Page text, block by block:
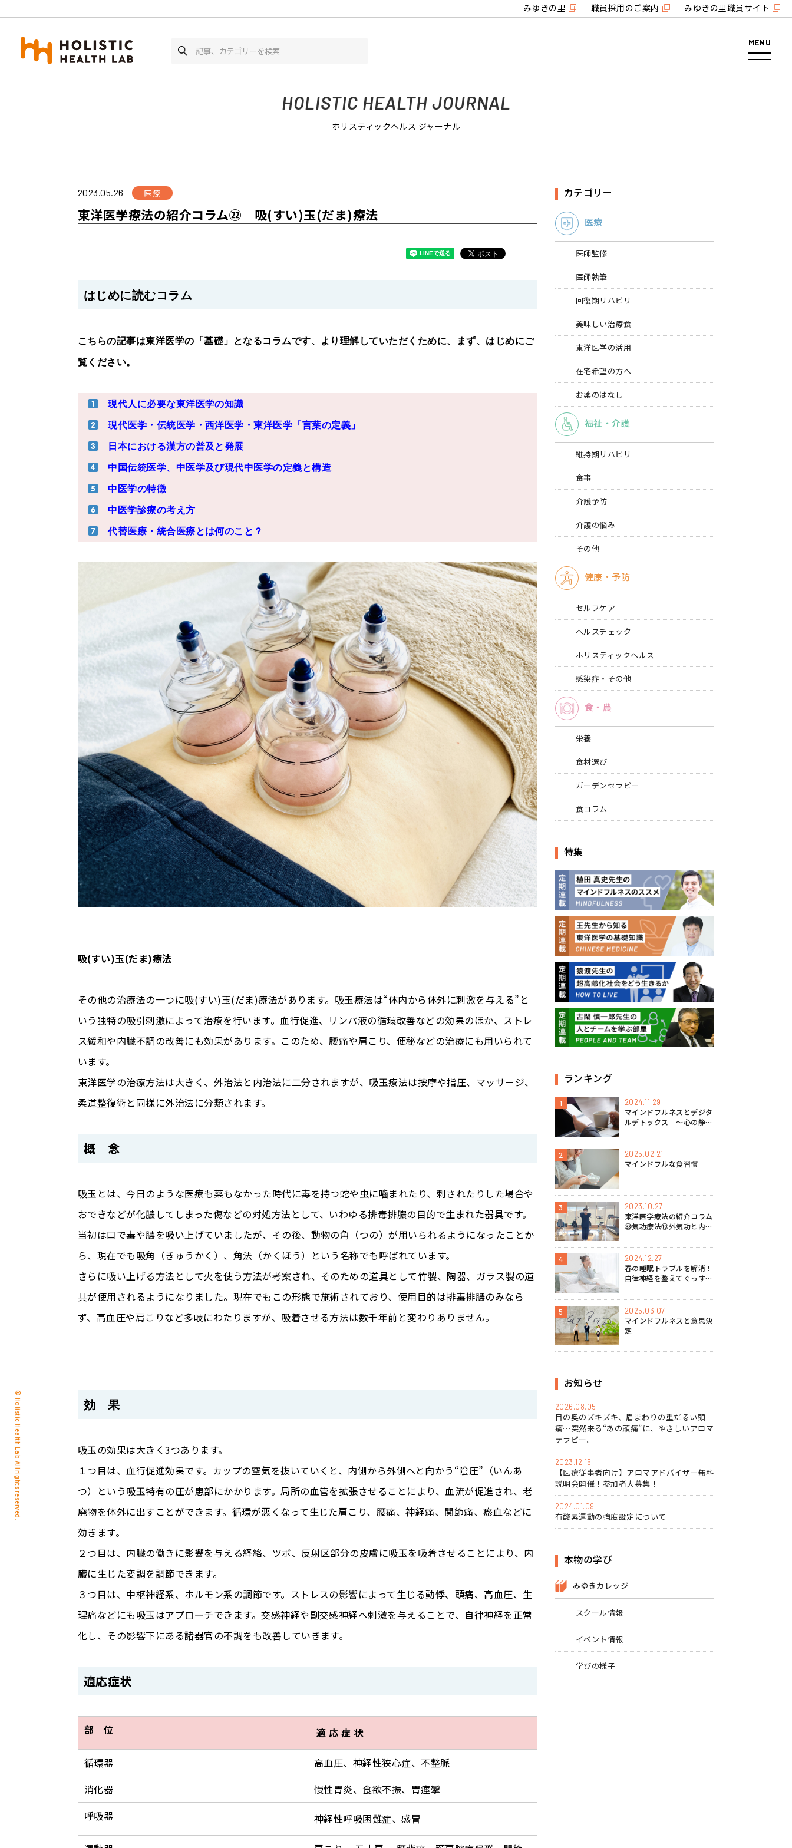
みゆきの里 職員採用のご案内 みゆきの里職員サイト
MENU
HOLISTIC HEALTH JOURNAL
ホリスティックヘルス ジャーナル
2023.05.26 医療
東洋医学療法の紹介コラム㉒ 吸(すい)玉(だま)療法
はじめに読むコラム
こちらの記事は東洋医学の「基礎」となるコラムです、より理解していただくために、まず、はじめにご
覧ください。
現代人に必要な東洋医学の知識
現代医学・伝統医学・西洋医学・東洋医学「言葉の定義」
日本における漢方の普及と発展
中国伝統医学、中医学及び現代中医学の定義と構造
中医学の特徴
中医学診療の考え方
代替医療・統合医療とは何のこと？
吸(すい)玉(だま)療法
その他の治療法の一つに吸(すい)玉(だま)療法があります。吸玉療法は“体内から体外に刺激を与える”と
いう独特の吸引刺激によって治療を行います。血行促進、リンパ液の循環改善などの効果のほか、ストレ
ス緩和や内臓不調の改善にも効果があります。このため、腰痛や肩こり、便秘などの治療にも用いられて
います。
東洋医学の治療方法は大きく、外治法と内治法に二分されますが、吸玉療法は按摩や指圧、マッサージ、
柔道整復術と同様に外治法に分類されます。
概 念
吸玉とは、今日のような医療も薬もなかった時代に毒を持つ蛇や虫に嚙まれたり、刺されたりした場合や
おできなどが化膿してしまった傷などの対処方法として、いわゆる排毒排膿の目的で生まれた器具です。
当初は口で毒や膿を吸い上げていましたが、その後、動物の角（つの）が用いられるようになったことか
ら、現在でも吸角（きゅうかく）、角法（かくほう）という名称でも呼ばれています。
さらに吸い上げる方法として火を使う方法が考案され、そのための道具として竹製、陶器、ガラス製の道
具が使用されるようになりました。現在でもこの形態で施術されており、使用目的は排毒排膿のみなら
ず、高血圧や肩こりなど多岐にわたりますが、吸着させる方法は数千年前と変わりありません。
効 果
吸玉の効果は大きく3つあります。
１つ目は、血行促進効果です。カップの空気を抜いていくと、内側から外側へと向かう“陰圧”（いんあ
つ）という吸玉特有の圧が患部にかかります。局所の血管を拡張させることにより、血流が促進され、老
廃物を体外に出すことができます。循環が悪くなって生じた肩こり、腰痛、神経痛、関節痛、瘀血などに
効きます。
２つ目は、内臓の働きに影響を与える経絡、ツボ、反射区部分の皮膚に吸玉を吸着させることにより、内
臓に生じた変調を調節できます。
３つ目は、中枢神経系、ホルモン系の調節です。ストレスの影響によって生じる動悸、頭痛、高血圧、生
理痛などにも吸玉はアプローチできます。交感神経や副交感神経へ刺激を与えることで、自律神経を正常
化し、その影響下にある諸器官の不調をも改善していきます。
適応症状
部 位 適 応 症 状
循環器
高血圧、神経性狭心症、不整脈
消化器
慢性胃炎、食欲不振、胃痙攣
呼吸器
神経性呼吸困難症、感冒
カテゴリー
医療
医師監修
医師執筆
回復期リハビリ
美味しい治療食
東洋医学の活用
在宅希望の方へ
お薬のはなし
福祉・介護
維持期リハビリ
食事
介護予防
介護の悩み
その他
健康・予防
セルフケア
ヘルスチェック
ホリスティックヘルス
感染症・その他
食・農
栄養
食材選び
ガーデンセラピー
食コラム
特集
ランキング
1 2024.11.29
マインドフルネスとデジタ
ルデトックス 〜心の静け
2 2025.02.21
マインドフルな食習慣
3 2023.10.27
東洋医学療法の紹介コラム
㉝気功療法⑩外気功と内気
4 2024.12.27
春の睡眠トラブルを解消！
自律神経を整えてぐっすり
法
5 2025.03.07
マインドフルネスと意思決
定
お知らせ
2026.08.05
目の奥のズキズキ、眉まわりの重だるい頭
痛…突然来る“あの頭痛”に、やさしいアロマ
テラピー。
2023.12.15
【医療従事者向け】アロマアドバイザー無料
説明会開催！参加者大募集！
2024.01.09
有酸素運動の強度設定について
本物の学び
みゆきカレッジ
スクール情報
イベント情報
学びの様子
© Holistic Health Lab All rights reserved.